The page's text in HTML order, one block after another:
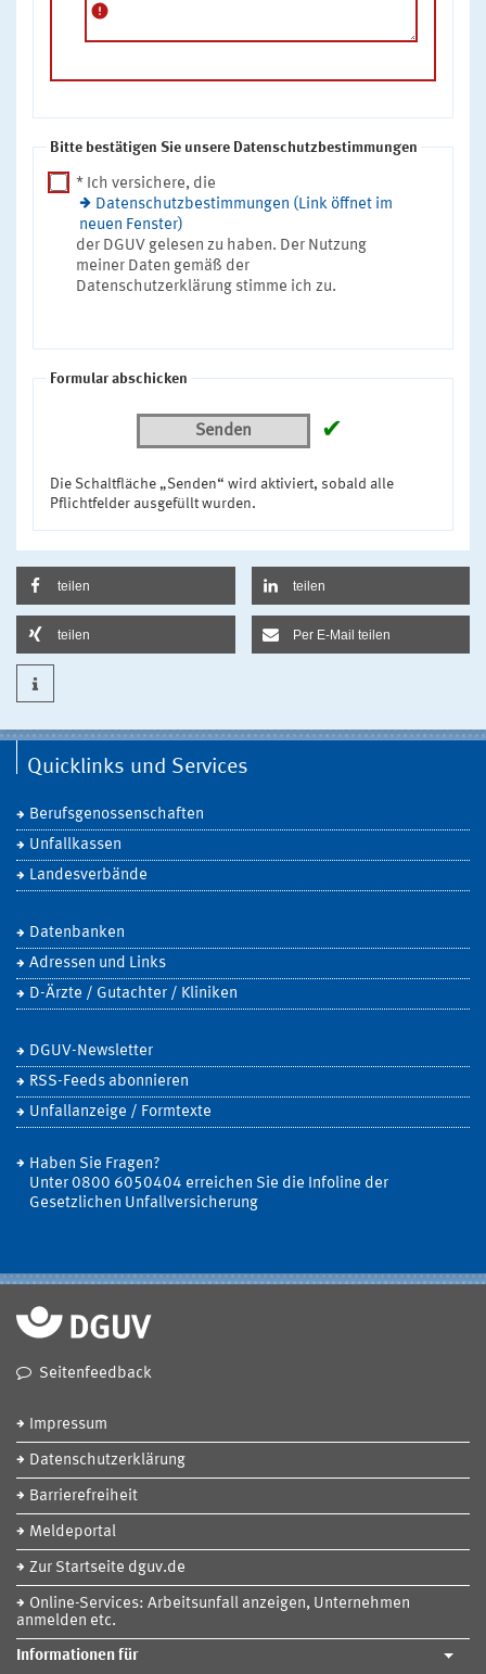
error
Bitte bestätigen Sie unsere Datenschutzbestimmungen
* Ich versichere, die
Datenschutzbestimmungen (Link öffnet im
neuen Fenster)
der DGUV gelesen zu haben. Der Nutzung
meiner Daten gemäß der
Datenschutzerklärung stimme ich zu.
Formular abschicken
Senden ✔
Die Schaltfläche „Senden“ wird aktiviert, sobald alle
Pflichtfelder ausgefüllt wurden.
teilen teilen
teilen Per E-Mail teilen
Quicklinks und Services
Berufsgenossenschaften
Unfallkassen
Landesverbände
Datenbanken
Adressen und Links
D-Ärzte / Gutachter / Kliniken
DGUV-Newsletter
RSS-Feeds abonnieren
Unfallanzeige / Formtexte
Haben Sie Fragen?
Unter 0800 6050404 erreichen Sie die Infoline der
Gesetzlichen Unfallversicherung
Seitenfeedback
Impressum
Datenschutzerklärung
Barrierefreiheit
Meldeportal
Zur Startseite dguv.de
Online-Services: Arbeitsunfall anzeigen, Unternehmen
anmelden etc.
Informationen für